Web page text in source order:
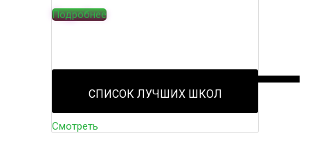
Подробнее
СПИСОК ЛУЧШИХ ШКОЛ
Смотреть